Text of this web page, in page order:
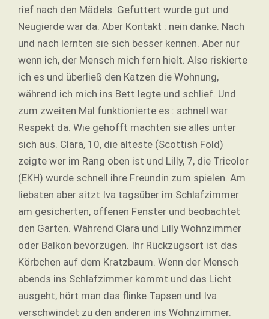
rief nach den Mädels. Gefuttert wurde gut und
Neugierde war da. Aber Kontakt : nein danke. Nach
und nach lernten sie sich besser kennen. Aber nur
wenn ich, der Mensch mich fern hielt. Also riskierte
ich es und überließ den Katzen die Wohnung,
während ich mich ins Bett legte und schlief. Und
zum zweiten Mal funktionierte es : schnell war
Respekt da. Wie gehofft machten sie alles unter
sich aus. Clara, 10, die älteste (Scottish Fold)
zeigte wer im Rang oben ist und Lilly, 7, die Tricolor
(EKH) wurde schnell ihre Freundin zum spielen. Am
liebsten aber sitzt Iva tagsüber im Schlafzimmer
am gesicherten, offenen Fenster und beobachtet
den Garten. Während Clara und Lilly Wohnzimmer
oder Balkon bevorzugen. Ihr Rückzugsort ist das
Körbchen auf dem Kratzbaum. Wenn der Mensch
abends ins Schlafzimmer kommt und das Licht
ausgeht, hört man das flinke Tapsen und Iva
verschwindet zu den anderen ins Wohnzimmer.